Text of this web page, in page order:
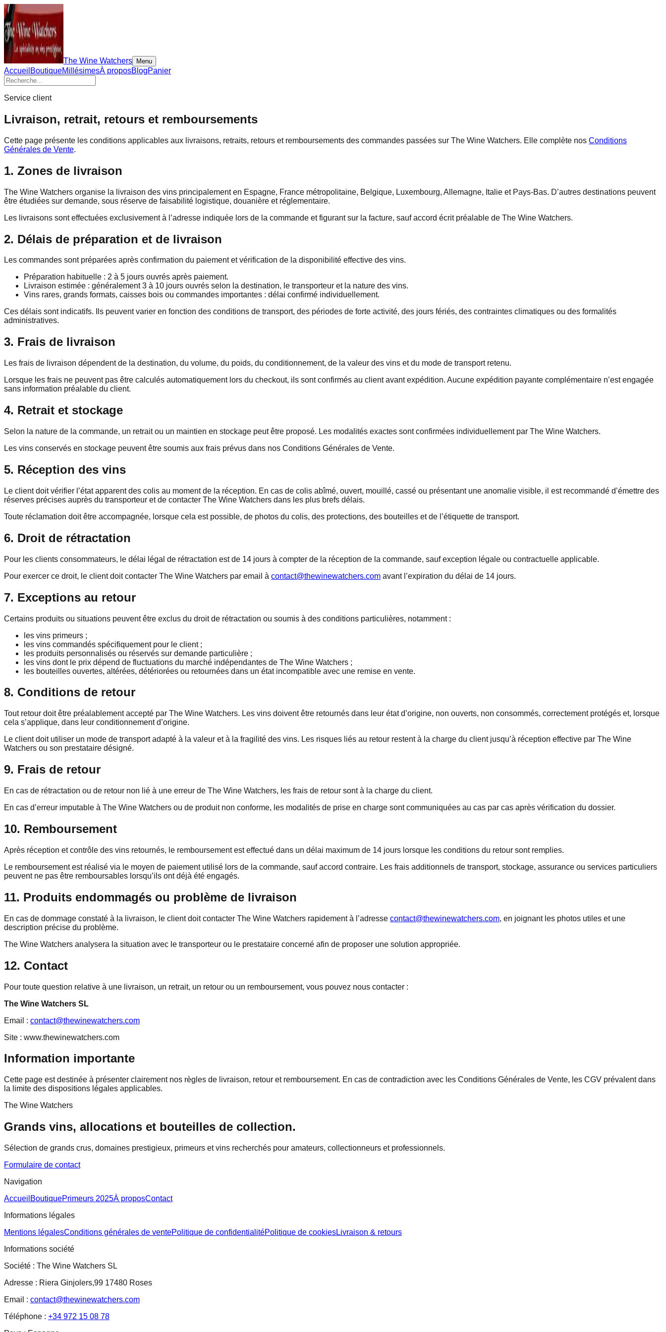
The Wine Watchers Menu
Accueil BoutiqueMillésimesÀ proposBlogPanier
Service client
Livraison, retrait, retours et remboursements
Cette page présente les conditions applicables aux livraisons, retraits, retours et remboursements des commandes passées sur The Wine Watchers. Elle complète nos Conditions
Générales de Vente.
1. Zones de livraison
The Wine Watchers organise la livraison des vins principalement en Espagne, France métropolitaine, Belgique, Luxembourg, Allemagne, Italie et Pays-Bas. D’autres destinations peuvent
être étudiées sur demande, sous réserve de faisabilité logistique, douanière et réglementaire.
Les livraisons sont effectuées exclusivement à l’adresse indiquée lors de la commande et figurant sur la facture, sauf accord écrit préalable de The Wine Watchers.
2. Délais de préparation et de livraison
Les commandes sont préparées après confirmation du paiement et vérification de la disponibilité effective des vins.
Préparation habituelle : 2 à 5 jours ouvrés après paiement.
Livraison estimée : généralement 3 à 10 jours ouvrés selon la destination, le transporteur et la nature des vins.
Vins rares, grands formats, caisses bois ou commandes importantes : délai confirmé individuellement.
Ces délais sont indicatifs. Ils peuvent varier en fonction des conditions de transport, des périodes de forte activité, des jours fériés, des contraintes climatiques ou des formalités
administratives.
3. Frais de livraison
Les frais de livraison dépendent de la destination, du volume, du poids, du conditionnement, de la valeur des vins et du mode de transport retenu.
Lorsque les frais ne peuvent pas être calculés automatiquement lors du checkout, ils sont confirmés au client avant expédition. Aucune expédition payante complémentaire n’est engagée
sans information préalable du client.
4. Retrait et stockage
Selon la nature de la commande, un retrait ou un maintien en stockage peut être proposé. Les modalités exactes sont confirmées individuellement par The Wine Watchers.
Les vins conservés en stockage peuvent être soumis aux frais prévus dans nos Conditions Générales de Vente.
5. Réception des vins
Le client doit vérifier l’état apparent des colis au moment de la réception. En cas de colis abîmé, ouvert, mouillé, cassé ou présentant une anomalie visible, il est recommandé d’émettre des
réserves précises auprès du transporteur et de contacter The Wine Watchers dans les plus brefs délais.
Toute réclamation doit être accompagnée, lorsque cela est possible, de photos du colis, des protections, des bouteilles et de l’étiquette de transport.
6. Droit de rétractation
Pour les clients consommateurs, le délai légal de rétractation est de 14 jours à compter de la réception de la commande, sauf exception légale ou contractuelle applicable.
Pour exercer ce droit, le client doit contacter The Wine Watchers par email à contact@thewinewatchers.com avant l’expiration du délai de 14 jours.
7. Exceptions au retour
Certains produits ou situations peuvent être exclus du droit de rétractation ou soumis à des conditions particulières, notamment :
les vins primeurs ;
les vins commandés spécifiquement pour le client ;
les produits personnalisés ou réservés sur demande particulière ;
les vins dont le prix dépend de fluctuations du marché indépendantes de The Wine Watchers ;
les bouteilles ouvertes, altérées, détériorées ou retournées dans un état incompatible avec une remise en vente.
8. Conditions de retour
Tout retour doit être préalablement accepté par The Wine Watchers. Les vins doivent être retournés dans leur état d’origine, non ouverts, non consommés, correctement protégés et, lorsque
cela s’applique, dans leur conditionnement d’origine.
Le client doit utiliser un mode de transport adapté à la valeur et à la fragilité des vins. Les risques liés au retour restent à la charge du client jusqu’à réception effective par The Wine
Watchers ou son prestataire désigné.
9. Frais de retour
En cas de rétractation ou de retour non lié à une erreur de The Wine Watchers, les frais de retour sont à la charge du client.
En cas d’erreur imputable à The Wine Watchers ou de produit non conforme, les modalités de prise en charge sont communiquées au cas par cas après vérification du dossier.
10. Remboursement
Après réception et contrôle des vins retournés, le remboursement est effectué dans un délai maximum de 14 jours lorsque les conditions du retour sont remplies.
Le remboursement est réalisé via le moyen de paiement utilisé lors de la commande, sauf accord contraire. Les frais additionnels de transport, stockage, assurance ou services particuliers
peuvent ne pas être remboursables lorsqu’ils ont déjà été engagés.
11. Produits endommagés ou problème de livraison
En cas de dommage constaté à la livraison, le client doit contacter The Wine Watchers rapidement à l’adresse contact@thewinewatchers.com, en joignant les photos utiles et une
description précise du problème.
The Wine Watchers analysera la situation avec le transporteur ou le prestataire concerné afin de proposer une solution appropriée.
12. Contact
Pour toute question relative à une livraison, un retrait, un retour ou un remboursement, vous pouvez nous contacter :
The Wine Watchers SL
Email : contact@thewinewatchers.com
Site : www.thewinewatchers.com
Information importante
Cette page est destinée à présenter clairement nos règles de livraison, retour et remboursement. En cas de contradiction avec les Conditions Générales de Vente, les CGV prévalent dans
la limite des dispositions légales applicables.
The Wine Watchers
Grands vins, allocations et bouteilles de collection.
Sélection de grands crus, domaines prestigieux, primeurs et vins recherchés pour amateurs, collectionneurs et professionnels.
Formulaire de contact
Navigation
Accueil BoutiquePrimeurs 2025À proposContact
Informations légales
Mentions légalesConditions générales de ventePolitique de confidentialitéPolitique de cookiesLivraison & retours
Informations société
Société : The Wine Watchers SL
Adresse : Riera Ginjolers,99 17480 Roses
Email : contact@thewinewatchers.com
Téléphone : +34 972 15 08 78